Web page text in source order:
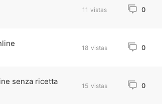
11 vistas 0
18 vistas 0
senza ricetta 15 vistas 0